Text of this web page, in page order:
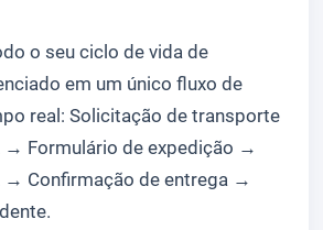
o seu ciclo de vida de
em um único fluxo de
real: Solicitação de transporte
→ Formulário de expedição →
→ Confirmação de entrega →
.